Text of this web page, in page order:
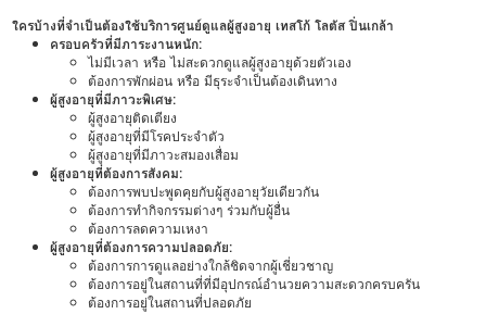
ใครบ้างที่จำเป็นต้องใช้บริการศูนย์ดูแลผู้สูงอายุ เทสโก้ โลตัส ปิ่นเกล้า
ครอบครัวที่มีภาระงานหนัก:
ไม่มีเวลา หรือ ไม่สะดวกดูแลผู้สูงอายุด้วยตัวเอง
ต้องการพักผ่อน หรือ มีธุระจำเป็นต้องเดินทาง
ผู้สูงอายุที่มีภาวะพิเศษ:
ผู้สูงอายุติดเตียง
ผู้สูงอายุที่มีโรคประจำตัว
ผู้สูงอายุที่มีภาวะสมองเสื่อม
ผู้สูงอายุที่ต้องการสังคม:
ต้องการพบปะพูดคุยกับผู้สูงอายุวัยเดียวกัน
ต้องการทำกิจกรรมต่างๆ ร่วมกับผู้อื่น
ต้องการลดความเหงา
ผู้สูงอายุที่ต้องการความปลอดภัย:
ต้องการการดูแลอย่างใกล้ชิดจากผู้เชี่ยวชาญ
ต้องการอยู่ในสถานที่ที่มีอุปกรณ์อำนวยความสะดวกครบครัน
ต้องการอยู่ในสถานที่ปลอดภัย